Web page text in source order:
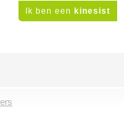
Ik ben een kinesist